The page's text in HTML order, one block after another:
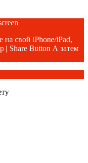
на свой iPhone/iPad,
А затем